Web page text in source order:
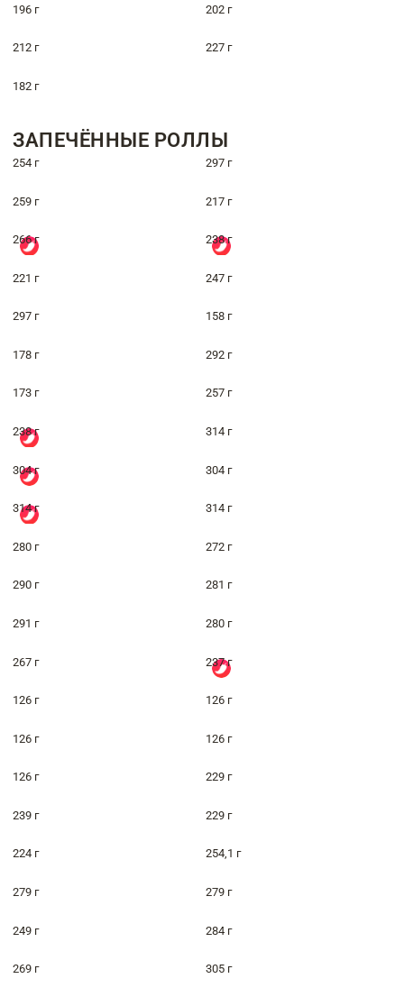
196 г 202 г
212 г 227 г
182 г
ЗАПЕЧЁННЫЕ РОЛЛЫ
254 г 297 г
259 г 217 г
266 г 238 г
221 г 247 г
297 г 158 г
178 г 292 г
173 г 257 г
238 г 314 г
304 г 304 г
314 г 314 г
280 г 272 г
290 г 281 г
291 г 280 г
267 г 237 г
126 г 126 г
126 г 126 г
126 г 229 г
239 г 229 г
224 г 254,1 г
279 г 279 г
249 г 284 г
269 г 305 г